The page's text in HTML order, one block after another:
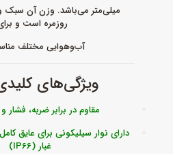
میلی‌متر می‌باشد. وزن آن سبک
روزمره است و
آب‌و‌هوایی مختلف
ویژگی‌های
مقاوم در برابر ضربه، فشار
دارای نوار سیلیکونی برای عایق
غبار (IP66)